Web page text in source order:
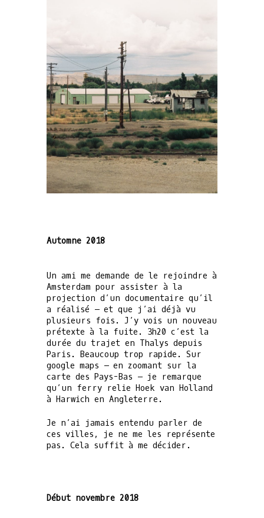
Automne 2018
Un ami me demande de le rejoindre à
Amsterdam pour assister à la
projection d’un documentaire qu’il
a réalisé – et que j’ai déjà vu
plusieurs fois. J’y vois un nouveau
prétexte à la fuite. 3h20 c’est la
durée du trajet en Thalys depuis
Paris. Beaucoup trop rapide. Sur
google maps – en zoomant sur la
carte des Pays-Bas – je remarque
qu’un ferry relie Hoek van Holland
à Harwich en Angleterre.
Je n’ai jamais entendu parler de
ces villes, je ne me les représente
pas. Cela suffit à me décider.
Début novembre 2018